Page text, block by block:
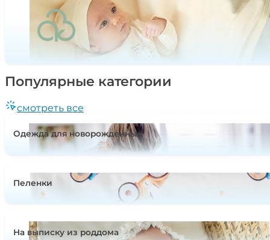
Популярные категории
смотреть все
Одежда для новорожденных
Пеленки
На выписку из роддома